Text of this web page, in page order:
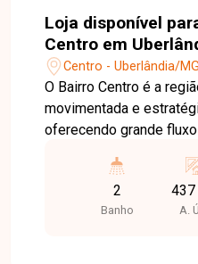
Loja disponível
Centro em
Centro - Uberlândia/MG
O Bairro Centro é a
movimentada e
oferecendo grande
bancos, serviços e
localização ideal para
visibilidade e praticidade
2
Banho
437
A.